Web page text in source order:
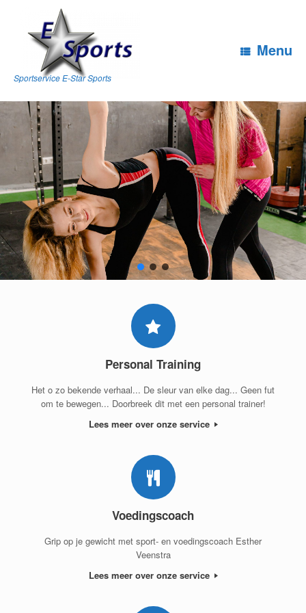
Sportservice E-Star Sports
Menu
Personal Training
Het o zo bekende verhaal... De sleur van elke dag... Geen fut
om te bewegen... Doorbreek dit met een personal trainer!
Lees meer over onze service
Voedingscoach
Grip op je gewicht met sport- en voedingscoach Esther
Veenstra
Lees meer over onze service